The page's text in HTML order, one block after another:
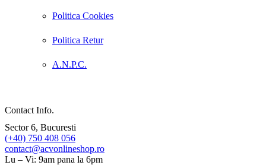
Politica Cookies
Politica Retur
A.N.P.C.
Contact Info.
Sector 6, Bucuresti
(+40) 750 408 056
contact@acvonlineshop.ro
Lu – Vi: 9am pana la 6pm